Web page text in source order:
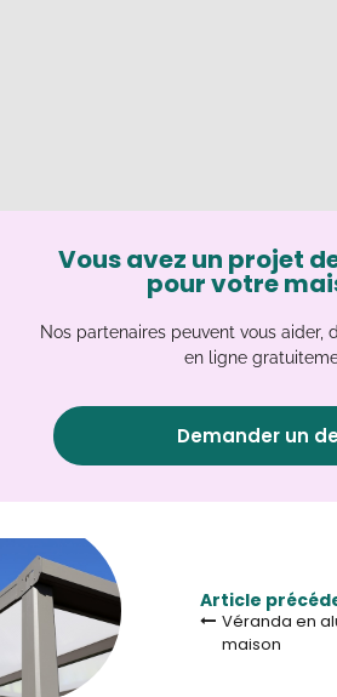
Vous avez un projet
pour votre
Nos partenaires peuvent vous aider,
en ligne
Demander un
Article
Véranda en
maison